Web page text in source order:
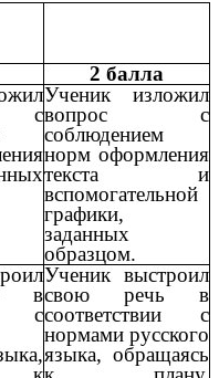
2 балла
с
Ученик изложил
вопрос с
соблюдением
норм оформления
текста и
вспомогательной
графики,
заданных
образцом.
в
с
Ученик выстроил
свою речь в
соответствии с
нормами русского
языка, обращаясь